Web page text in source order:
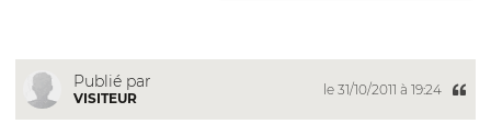
Publié par
VISITEUR
le 31/10/2011 à 19:24